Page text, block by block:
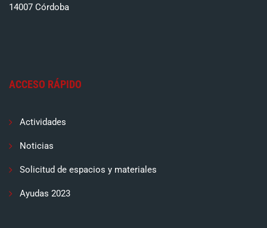
14007 Córdoba
ACCESO RÁPIDO
Actividades
Noticias
Solicitud de espacios y materiales
Ayudas 2023